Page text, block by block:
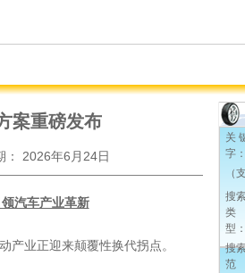
案重磅发布
： 2026年6月24日
汽车产业革新
产业正迎来颠覆性换代拐点。
关
字
（
搜
类
型
搜
范